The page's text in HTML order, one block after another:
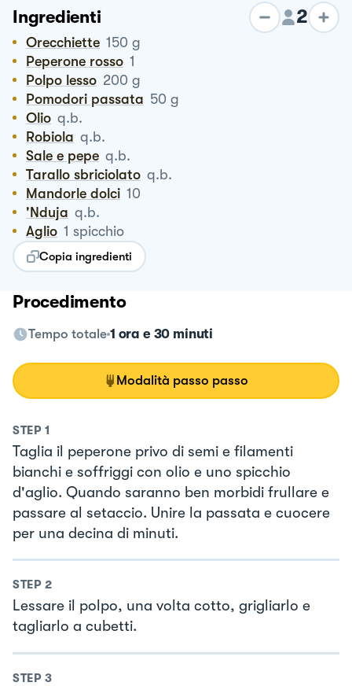
Ingredienti 2
Orecchiette 150 g
Peperone rosso 1
Polpo lesso 200 g
Pomodori passata 50 g
Olio q.b.
Robiola q.b.
Sale e pepe q.b.
Tarallo sbriciolato q.b.
Mandorle dolci 10
'nduja q.b.
Aglio 1 spicchio
Copia ingredienti
Procedimento
Tempo totale 1 ora e 30 minuti
Modalità passo passo
STEP 1
Taglia il peperone privo di semi e filamenti
bianchi e soffriggi con olio e uno spicchio
d'aglio. Quando saranno ben morbidi frullare e
passare al setaccio. Unire la passata e cuocere
per una decina di minuti.
STEP 2
Lessare il polpo, una volta cotto, grigliarlo e
tagliarlo a cubetti.
STEP 3